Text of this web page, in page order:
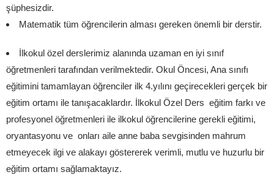
şüphesizdir.
Matematik tüm öğrencilerin alması gereken önemli bir derstir.
İlkokul özel derslerimiz alanında uzaman en iyi sınıf
öğretmenleri tarafından verilmektedir. Okul Öncesi, Ana sınıfı
eğitimini tamamlayan öğrenciler ilk 4.yılını geçirecekleri gerçek bir
eğitim ortamı ile tanışacaklardır. İlkokul Özel Ders eğitim farkı ve
profesyonel öğretmenleri ile ilkokul öğrencilerine gerekli eğitimi,
oryantasyonu ve onları aile anne baba sevgisinden mahrum
etmeyecek ilgi ve alakayı göstererek verimli, mutlu ve huzurlu bir
eğitim ortamı sağlamaktayız.